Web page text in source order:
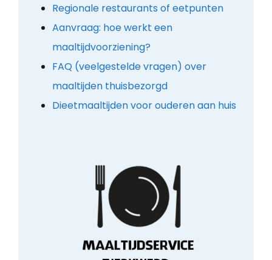
Regionale restaurants of eetpunten
Aanvraag: hoe werkt een
maaltijdvoorziening?
FAQ (veelgestelde vragen) over
maaltijden thuisbezorgd
Dieetmaaltijden voor ouderen aan huis